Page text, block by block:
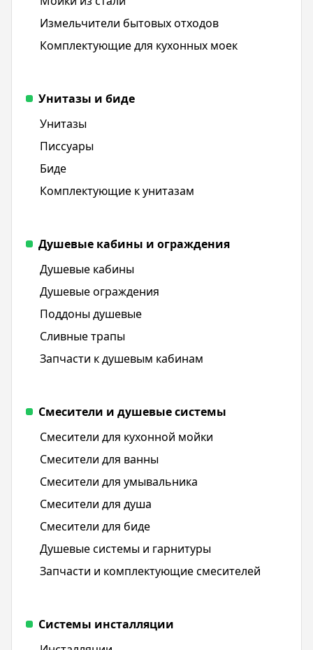
Измельчители бытовых отходов
Комплектующие для кухонных моек
Унитазы и биде
Унитазы
Писсуары
Биде
Комплектующие к унитазам
Душевые кабины и ограждения
Душевые кабины
Душевые ограждения
Поддоны душевые
Сливные трапы
Запчасти к душевым кабинам
Смесители и душевые системы
Смесители для кухонной мойки
Смесители для ванны
Смесители для умывальника
Смесители для душа
Смесители для биде
Душевые системы и гарнитуры
Запчасти и комплектующие смесителей
Системы инсталляции